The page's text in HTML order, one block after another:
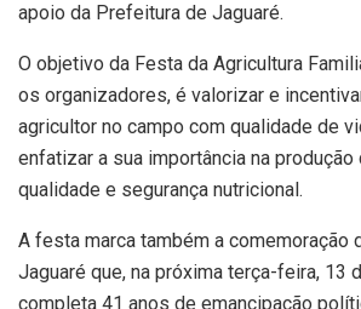
apoio da Prefeitura de Jaguaré.
O objetivo da Festa da Agricultura
os organizadores, é valorizar e
agricultor no campo com qualidade de
enfatizar a sua importância na
qualidade e segurança nutricional.
A festa marca também a comemoração
Jaguaré que, na próxima terça-feira, 13
completa 41 anos de emancipação